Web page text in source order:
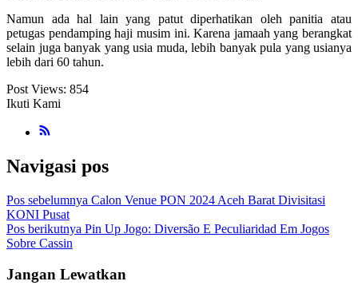
Namun ada hal lain yang patut diperhatikan oleh panitia atau
petugas pendamping haji musim ini. Karena jamaah yang berangkat
selain juga banyak yang usia muda, lebih banyak pula yang usianya
lebih dari 60 tahun.
Post Views: 854
Ikuti Kami
Navigasi pos
Pos sebelumnya Calon Venue PON 2024 Aceh Barat Divisitasi
KONI Pusat
Pos berikutnya Pin Up Jogo: Diversão E Peculiaridad Em Jogos
Sobre Cassin
Jangan Lewatkan